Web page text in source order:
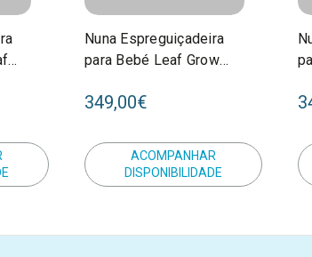
Nuna Espreguiçadeira
para Bebé Leaf Grow
349,00€
ACOMPANHAR
DISPONIBILIDADE